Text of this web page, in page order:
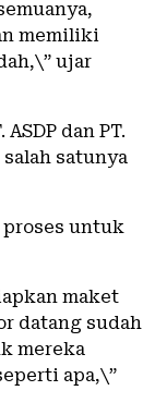
memiliki
ujar
dan PT.
satunya
proses untuk
maket
datang sudah
mereka
apa,\”